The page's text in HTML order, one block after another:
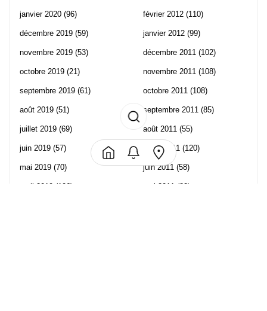
janvier 2020 (96)
décembre 2019 (59)
novembre 2019 (53)
octobre 2019 (21)
septembre 2019 (61)
août 2019 (51)
juillet 2019 (69)
juin 2019 (57)
mai 2019 (70)
avril 2019 (106)
février 2012 (110)
janvier 2012 (99)
décembre 2011 (102)
novembre 2011 (108)
octobre 2011 (108)
septembre 2011 (85)
août 2011 (55)
juillet 2011 (120)
juin 2011 (58)
mai 2011 (82)